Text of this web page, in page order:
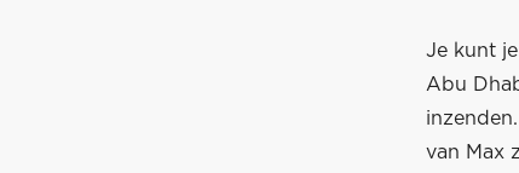
Je kunt
Abu
van Max